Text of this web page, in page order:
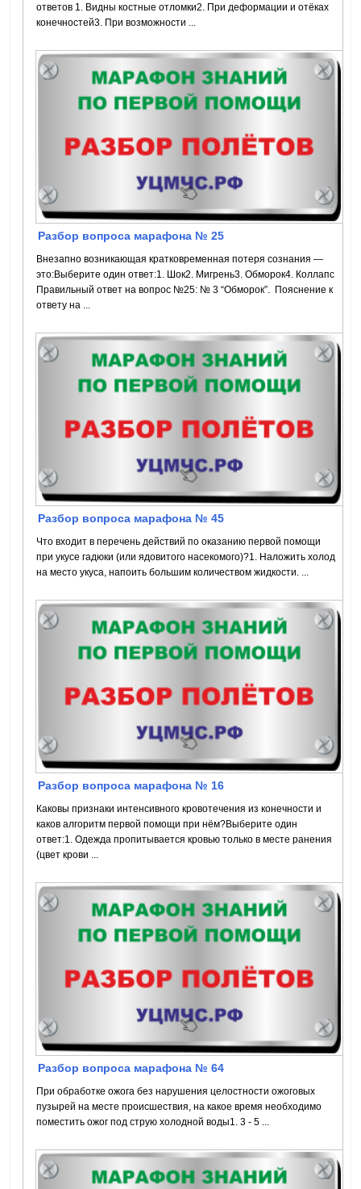
ответов 1. Видны костные отломки2. При деформации и отёках
конечностей3. При возможности ...
Разбор вопроса марафона № 25
Внезапно возникающая кратковременная потеря сознания —
это:Выберите один ответ:1. Шок2. Мигрень3. Обморок4. Коллапс
Правильный ответ на вопрос №25: № 3 “Обморок”. Пояснение к
ответу на ...
Разбор вопроса марафона № 45
Что входит в перечень действий по оказанию первой помощи
при укусе гадюки (или ядовитого насекомого)?1. Наложить холод
на место укуса, напоить большим количеством жидкости. ...
Разбор вопроса марафона № 16
Каковы признаки интенсивного кровотечения из конечности и
каков алгоритм первой помощи при нём?Выберите один
ответ:1. Одежда пропитывается кровью только в месте ранения
(цвет крови ...
Разбор вопроса марафона № 64
При обработке ожога без нарушения целостности ожоговых
пузырей на месте происшествия, на какое время необходимо
поместить ожог под струю холодной воды1. 3 - 5 ...